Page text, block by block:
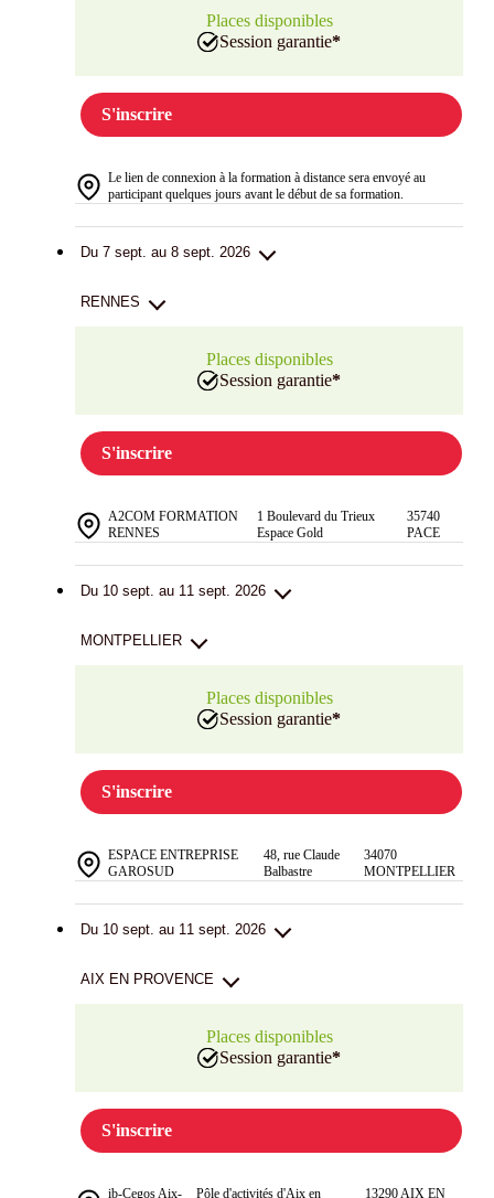
Places disponibles
Session garantie*
S'inscrire
Le lien de connexion à la formation à distance sera envoyé au
participant quelques jours avant le début de sa formation.
Du 7 sept. au 8 sept. 2026
RENNES
Places disponibles
Session garantie*
S'inscrire
A2COM FORMATION
RENNES
1 Boulevard du Trieux
Espace Gold
35740
PACE
Du 10 sept. au 11 sept. 2026
MONTPELLIER
Places disponibles
Session garantie*
S'inscrire
ESPACE ENTREPRISE
GAROSUD
48, rue Claude
Balbastre
34070
MONTPELLIER
Du 10 sept. au 11 sept. 2026
AIX EN PROVENCE
Places disponibles
Session garantie*
S'inscrire
ib-Cegos Aix- Pôle d'activités d'Aix en 13290 AIX EN